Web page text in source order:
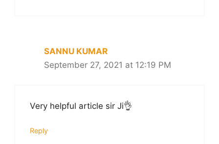
SANNU KUMAR
September 27, 2021 at 12:19 PM
Very helpful article sir Ji👌
Reply